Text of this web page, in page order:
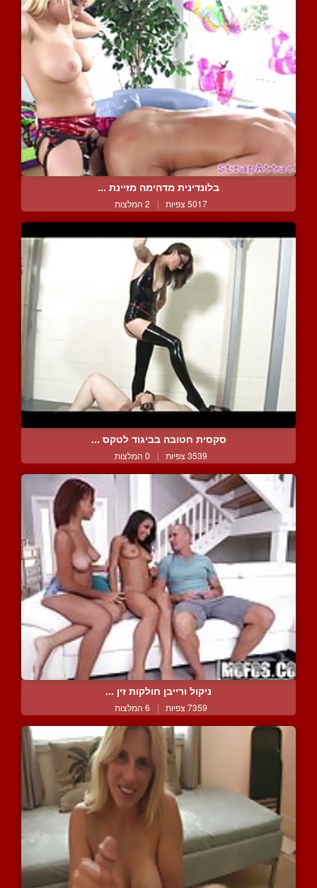
בלונדינית מדהימה מזיינת ...
5017 צפיות | 2 המלצות
סקסית חטובה בביגוד לטקס ...
3539 צפיות | 0 המלצות
ניקול ורייבן חולקות זין ...
7359 צפיות | 6 המלצות